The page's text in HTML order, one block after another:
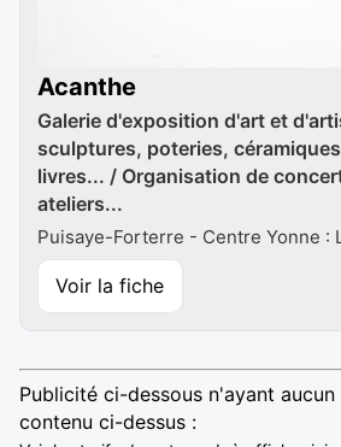
Acanthe
Galerie d'exposition d'art et
sculptures, poteries,
livres... / Organisation de
ateliers...
Puisaye-Forterre - Centre Yonne :
Voir la fiche
Publicité ci-dessous n'ayant
contenu ci-dessus :